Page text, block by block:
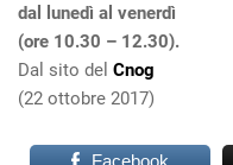
dal lunedì al venerdì
(ore 10.30 – 12.30).
Dal sito del Cnog
(22 ottobre 2017)
Facebook